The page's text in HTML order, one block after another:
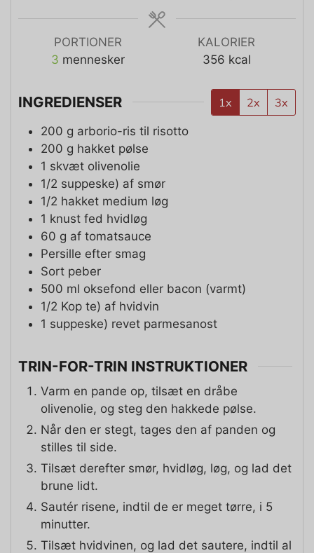
PORTIONER
3 mennesker
KALORIER
356 kcal
INGREDIENSER 1x 2x 3x
200 g arborio-ris til risotto
200 g hakket pølse
1 skvæt olivenolie
1/2 suppeske) af smør
1/2 hakket medium løg
1 knust fed hvidløg
60 g af tomatsauce
Persille efter smag
Sort peber
500 ml oksefond eller bacon (varmt)
1/2 Kop te) af hvidvin
1 suppeske) revet parmesanost
TRIN-FOR-TRIN INSTRUKTIONER
Varm en pande op, tilsæt en dråbe
olivenolie, og steg den hakkede pølse.
Når den er stegt, tages den af panden og
stilles til side.
Tilsæt derefter smør, hvidløg, løg, og lad det
brune lidt.
Sautér risene, indtil de er meget tørre, i 5
minutter.
Tilsæt hvidvinen, og lad det sautere, indtil al